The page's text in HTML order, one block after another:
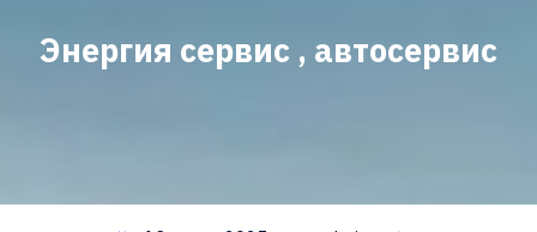
Энергия сервис , автосервис